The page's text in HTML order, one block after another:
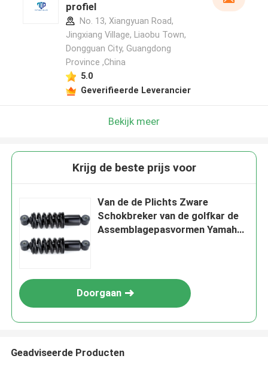
profiel
No. 13, Xiangyuan Road,
Jingxiang Village, Liaobu Town,
Dongguan City, Guangdong
Province ,China
5.0
Geverifieerde Leverancier
Bekijk meer
Krijg de beste prijs voor
Van de de Plichts Zware
Schokbreker van de golfkar de
Assemblagepasvormen Yamaha
Doorgaan
Geadviseerde Producten